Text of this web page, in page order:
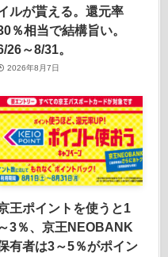
ルが貰える。還元率
％相当で結構旨い。
26～8/31。
2026年8月7日
王ポイントを使うと1
～3％、京王NEOBANK
有者は3～5％がポイン